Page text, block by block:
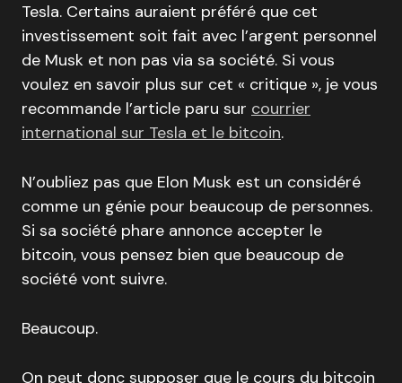
Tesla. Certains auraient préféré que cet
investissement soit fait avec l’argent personnel
de Musk et non pas via sa société. Si vous
voulez en savoir plus sur cet « critique », je vous
recommande l’article paru sur courrier
international sur Tesla et le bitcoin.
N’oubliez pas que Elon Musk est un considéré
comme un génie pour beaucoup de personnes.
Si sa société phare annonce accepter le
bitcoin, vous pensez bien que beaucoup de
société vont suivre.
Beaucoup.
On peut donc supposer que le cours du bitcoin